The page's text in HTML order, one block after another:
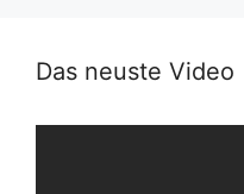
Das neuste Video